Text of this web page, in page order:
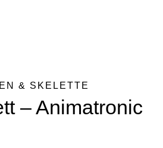
& SKELETTE
– Animatronic